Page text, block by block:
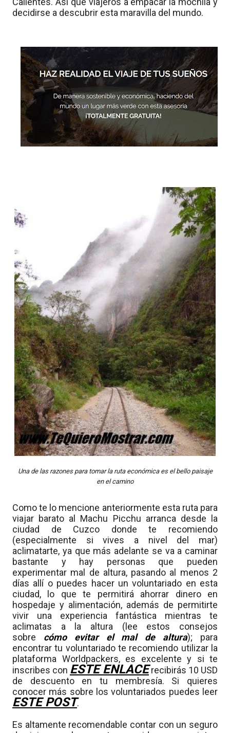
decidirse a descubrir esta maravilla del mundo.
Una de las razones para tomar la ruta económica es el bello paisaje
en el camino
Como te lo mencione anteriormente esta ruta para
viajar barato al Machu Picchu arranca desde la
ciudad de Cuzco donde te recomiendo
(especialmente si vives a nivel del mar)
aclimatarte, ya que más adelante se va a caminar
bastante y hay personas que pueden
experimentar mal de altura,pasando al menos 2
días allí o puedes hacer un voluntariado en esta
ciudad, lo que te permitirá ahorrar dinero en
hospedaje y alimentación, además de permitirte
vivir una experiencia fantástica mientras te
aclimatas a la altura (lee estos consejos
sobre cómo evitar el mal de altura); para
encontrar tu voluntariado te recomiendo utilizar la
plataforma Worldpackers, es excelente y si te
inscribes con ESTE ENLACErecibirás 10 USD
de descuento en tu membresía. Si quieres
conocer más sobre los voluntariados puedes leer
ESTE POST.
Es altamente recomendable contar con un seguro